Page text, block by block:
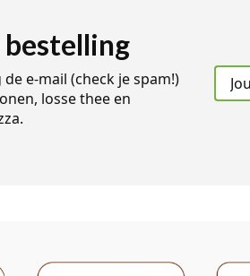
e-mail (check je spam!)
losse thee en